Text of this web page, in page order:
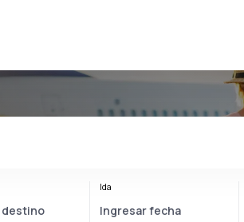
Ida